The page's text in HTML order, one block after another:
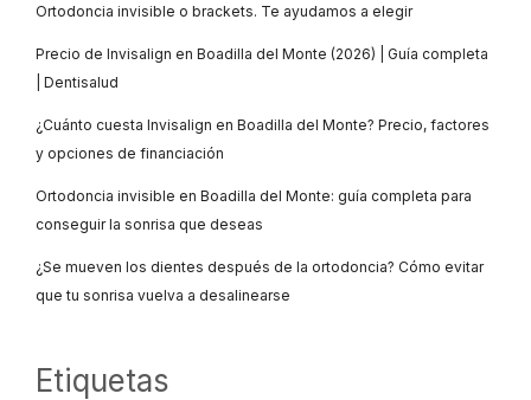
Ortodoncia invisible o brackets. Te ayudamos a elegir
Precio de Invisalign en Boadilla del Monte (2026) | Guía completa
| Dentisalud
¿Cuánto cuesta Invisalign en Boadilla del Monte? Precio, factores
y opciones de financiación
Ortodoncia invisible en Boadilla del Monte: guía completa para
conseguir la sonrisa que deseas
¿Se mueven los dientes después de la ortodoncia? Cómo evitar
que tu sonrisa vuelva a desalinearse
Etiquetas